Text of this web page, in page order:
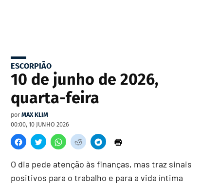
ESCORPIÃO
10 de junho de 2026,
quarta-feira
por MAX KLIM
00:00, 10 JUNHO 2026
O dia pede atenção às finanças, mas traz sinais
positivos para o trabalho e para a vida íntima